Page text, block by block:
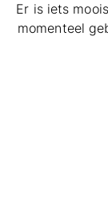
Er is iets
momenteel